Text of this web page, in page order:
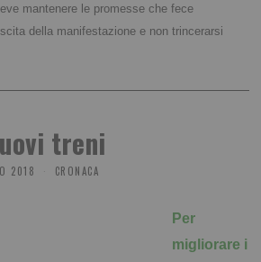
mantenere le promesse che fece
della manifestazione e non trincerarsi
treni
2018 CRONACA
Per
migliorare i